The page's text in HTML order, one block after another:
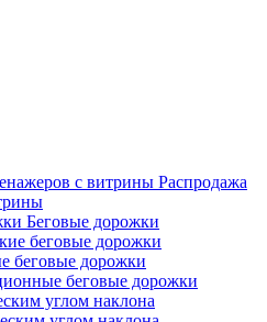
Распродажа
Беговые дорожки
беговые дорожки
беговые дорожки
беговые дорожки
углом наклона